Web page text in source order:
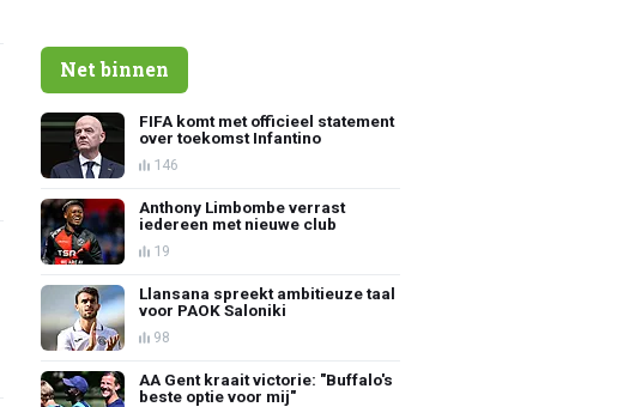
Net binnen
FIFA komt met officieel statement
over toekomst Infantino
146
Anthony Limbombe verrast
iedereen met nieuwe club
19
Llansana spreekt ambitieuze taal
voor PAOK Saloniki
98
AA Gent kraait victorie: "Buffalo's
beste optie voor mij"